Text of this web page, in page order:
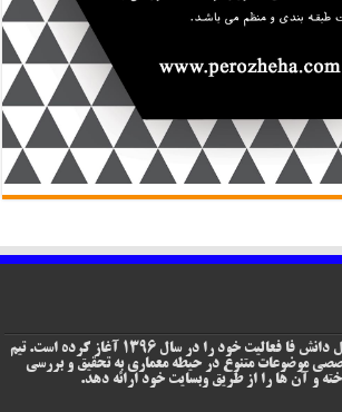
فروشگاه اینترنتی فروش فایل دانش فا فعالیت خود را در سال 1396 آغاز کرده است. تیم
موضوعات متنوع در حیطه معماری به تحقیق و بررسی
و آن ها را از طریق وبسایت خود ارائه دهد.